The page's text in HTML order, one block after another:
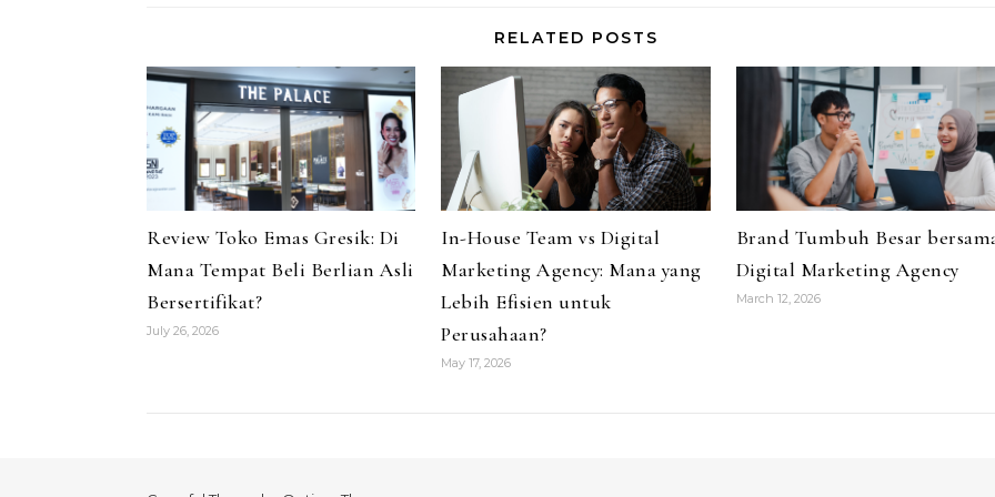
RELATED POSTS
Review Toko Emas Gresik: Di
Mana Tempat Beli Berlian Asli
Bersertifikat?
July 26, 2026
In-House Team vs Digital
Marketing Agency: Mana yang
Lebih Efisien untuk
Perusahaan?
May 17, 2026
Brand Tumbuh Besar
Digital Marketing Agency
March 12, 2026